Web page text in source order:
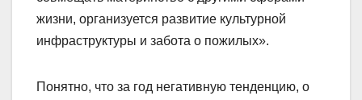
жизни, организуется развитие культурной
инфраструктуры и забота о пожилых».
Понятно, что за год негативную тенденцию, о